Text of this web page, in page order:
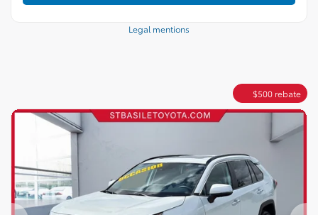
Legal mentions
$500 rebate